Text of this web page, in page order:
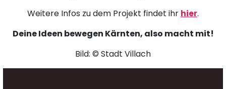
Weitere Infos zu dem Projekt findet ihr hier.
Deine Ideen bewegen Kärnten, also macht mit!
Bild: © Stadt Villach